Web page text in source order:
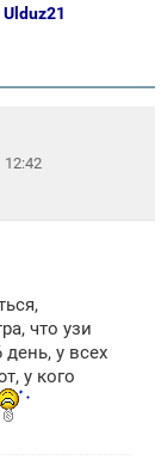
Ulduz21
12:42
что узи
у всех
у кого